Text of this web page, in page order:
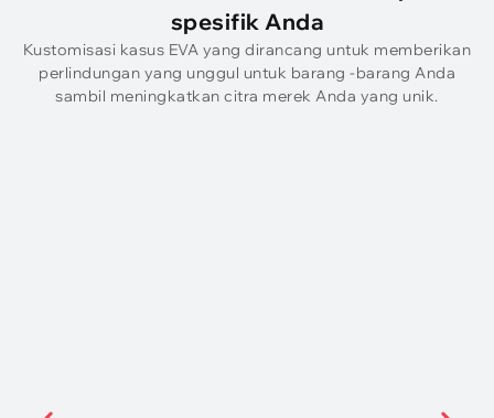
spesifik Anda
Kustomisasi kasus EVA yang dirancang untuk memberikan
perlindungan yang unggul untuk barang -barang Anda
sambil meningkatkan citra merek Anda yang unik.